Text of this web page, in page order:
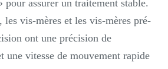
assurer un traitement stable.
les vis-mères et les vis-mères pré-
ont une précision de
une vitesse de mouvement rapide